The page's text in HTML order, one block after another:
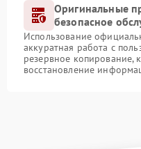
Оригинальные
безопасное
Использование
аккуратная работа с
резервное копирование,
восстановление